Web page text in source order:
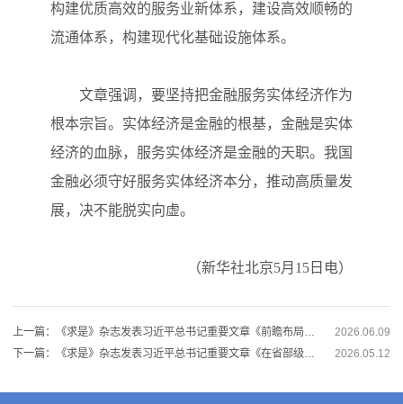
构建优质高效的服务业新体系，建设高效顺畅的
流通体系，构建现代化基础设施体系。
文章强调，要坚持把金融服务实体经济作为
根本宗旨。实体经济是金融的根基，金融是实体
经济的血脉，服务实体经济是金融的天职。我国
金融必须守好服务实体经济本分，推动高质量发
展，决不能脱实向虚。
（新华社北京5月15日电）
2026.06.09
上一篇：《求是》杂志发表习近平总书记重要文章《前瞻布局和发展未来产业》
2026.05.12
下一篇：《求是》杂志发表习近平总书记重要文章《在省部级主要领导干部学习贯彻党的二十届四中全会精神专题研讨班上的讲话》